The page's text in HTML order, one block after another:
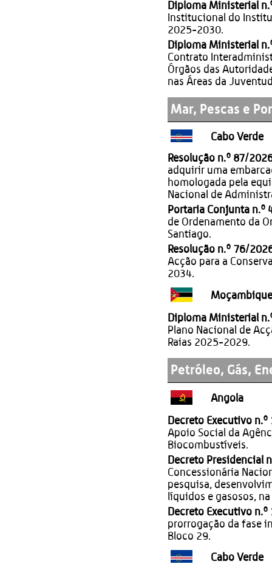
Diploma Ministerial
Institucional do
2025-2030.
Diploma Ministerial
Contrato
Órgãos das
nas Áreas da
Mar, Pescas e
Cabo Verde
Resolução n.º 87/
adquirir uma
homologada pela
Nacional de
Portaria Conjunta n.º
de Ordenamento da
Santiago.
Resolução n.º 76/
Acção para a
2034.
Moçambique
Diploma Ministerial
Plano Nacional de
Raias 2025-2029.
Petróleo, Gás,
Angola
Decreto Executivo
Apoio Social da
Biocombustíveis.
Decreto Presidencial
Concessionária
pesquisa,
líquidos e gasosos, na
Decreto Executivo
prorrogação da fase
Bloco 29.
Cabo Verde